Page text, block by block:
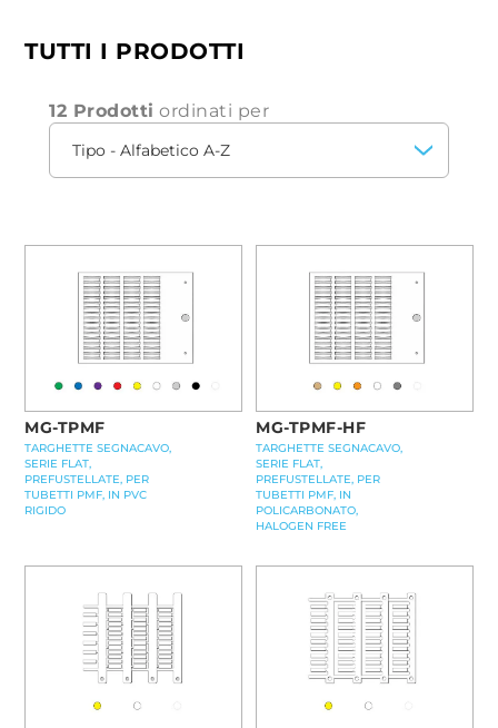
TUTTI I PRODOTTI
12 Prodotti ordinati per
MG-TPMF
TARGHETTE SEGNACAVO,
SERIE FLAT,
PREFUSTELLATE, PER
TUBETTI PMF, IN PVC
RIGIDO
MG-TPMF-HF
TARGHETTE SEGNACAVO,
SERIE FLAT,
PREFUSTELLATE, PER
TUBETTI PMF, IN
POLICARBONATO,
HALOGEN FREE